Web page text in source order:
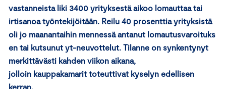
vastanneista liki 3400 yrityksestä aikoo lomauttaa tai
irtisanoa työntekijöitään. Reilu 40 prosenttia yrityksistä
oli jo maanantaihin mennessä antanut lomautusvaroituks
en tai kutsunut yt-neuvottelut. Tilanne on synkentynyt
merkittävästi kahden viikon aikana,
jolloin kauppakamarit toteuttivat kyselyn edellisen
kerran.